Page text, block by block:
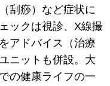
刮痧）など症状に
ックは視診、X線撮
アドバイス（治療
ニットも併設。大
の健康ライフの一